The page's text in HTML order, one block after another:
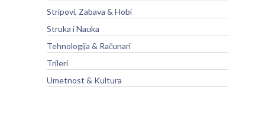
Stripovi, Zabava & Hobi
Struka i Nauka
Tehnologija & Računari
Trileri
Umetnost & Kultura